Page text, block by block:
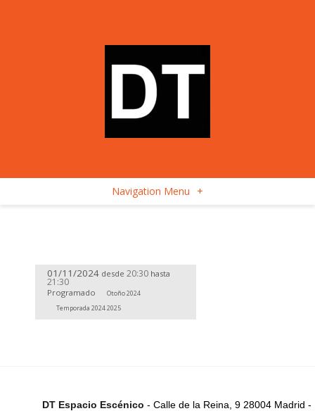
Navigation Menu +
01/11/2024 desde 20:30 hasta
21:30
Programado
Otoño 2024
Temporada 2024 2025
DT Espacio Escénico - Calle de la Reina, 9 28004 Madrid -